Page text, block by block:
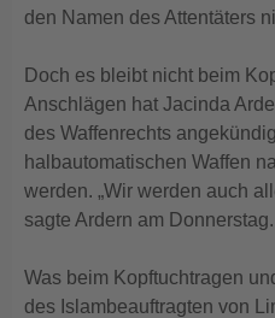
den Namen des Attentäters
Doch es bleibt nicht beim
Anschlägen hat Jacinda
des Waffenrechts
halbautomatischen Waffen
werden. „Wir werden auch
sagte Ardern am Donnerstag.
Was beim Kopftuchtragen
des Islambeauftragten von